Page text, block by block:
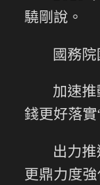
驍剛說。
國務
加速
錢更好落實
出力
更鼎力度強